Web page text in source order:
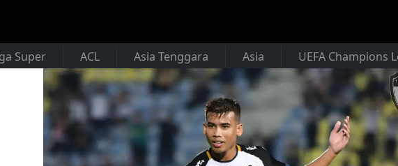
Super ACL Asia Tenggara Asia UEFA Champions